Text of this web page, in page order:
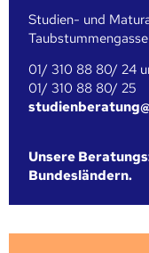
Studien- und
01/ 310 88 80/ 24
01/ 310 88 80/ 25
Unsere
Bundesländern.